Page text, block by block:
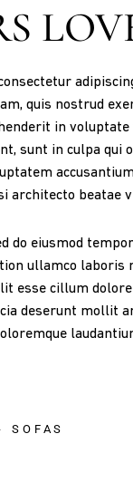
quis nostrud
in
sunt in culpa
beatae
do eiusmod
ullamco laboris
esse cillum
deserunt mollit
SOFAS